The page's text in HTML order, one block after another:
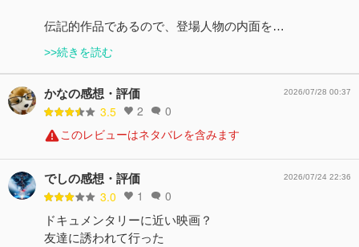
伝記的作品であるので、登場人物の内面を…
>>続きを読む
かなの感想・評価
3.5 2 0
2026/07/28 00:37
このレビューはネタバレを含みます
でしの感想・評価
3.0 1 0
2026/07/24 22:36
ドキュメンタリーに近い映画？
友達に誘われて行った